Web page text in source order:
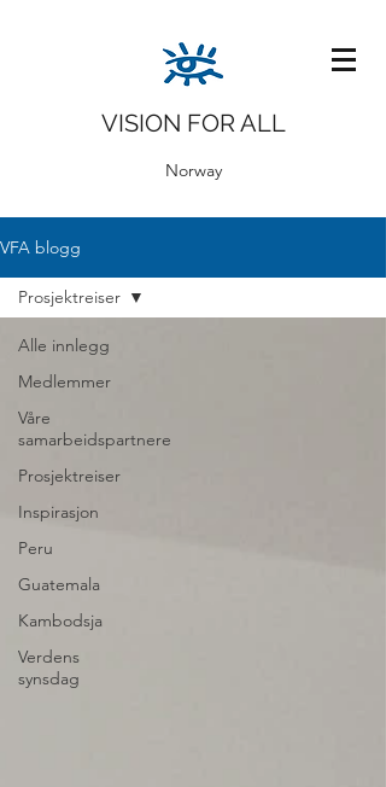
VISION FOR ALL
Norway
VFA blogg
Alle innlegg
Medlemmer
Våre
samarbeidspartnere
Prosjektreiser
Inspirasjon
Peru
Guatemala
Kambodsja
Verdens
synsdag
Prosjektreiser